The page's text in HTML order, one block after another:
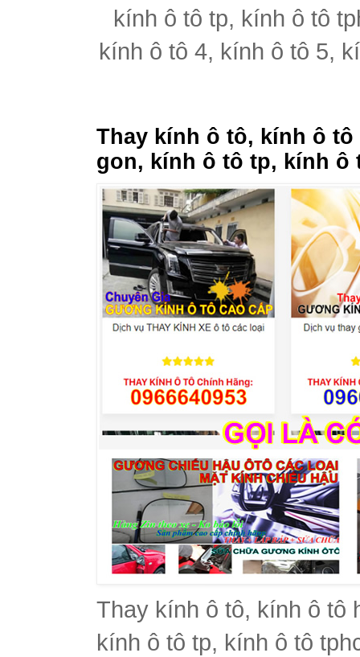
kính ô tô tp, kính ô tô
kính ô tô 4, kính ô tô 5,
Thay kính ô tô, kính ô
gon, kính ô tô tp, kính ô
Thay kính ô tô, kính ô tô
kính ô tô tp, kính ô tô